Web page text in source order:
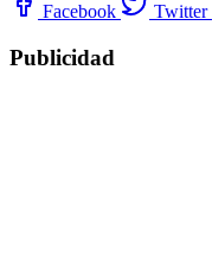
Facebook Twitter
Publicidad